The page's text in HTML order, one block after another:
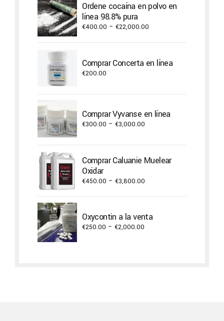
Ordene cocaína en polvo en
línea 98.8% pura
€400.00 – €22,000.00
through
€22,000.00
Comprar Concerta en línea
€200.00
Comprar Vyvanse en línea
€300.00 – €3,000.00
through
€3,000.00
Comprar Caluanie Muelear
Oxidar
€450.00 – €3,800.00
through
€3,800.00
Oxycontin a la venta
€250.00 – €2,000.00